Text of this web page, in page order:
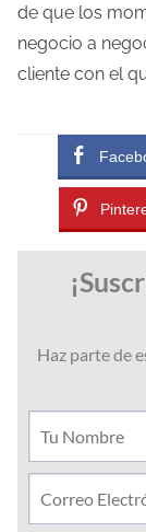
de que los
negocio a
cliente con el